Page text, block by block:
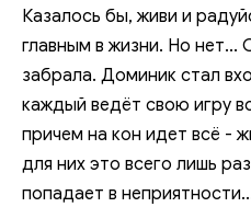
Казалось бы, живи и
главным в жизни. Но нет...
забрала. Доминик стал
каждый ведёт свою игру
причем на кон идет всё -
для них это всего лишь
попадает в